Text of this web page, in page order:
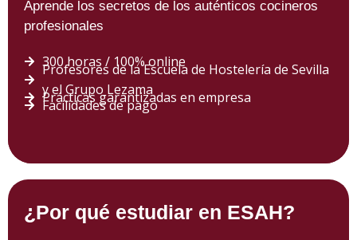
Aprende los secretos de los auténticos cocineros
profesionales
300 horas / 100% online
Profesores de la Escuela de Hostelería de Sevilla
y el Grupo Lezama
Prácticas garantizadas en empresa
Facilidades de pago
¿Por qué estudiar en ESAH?